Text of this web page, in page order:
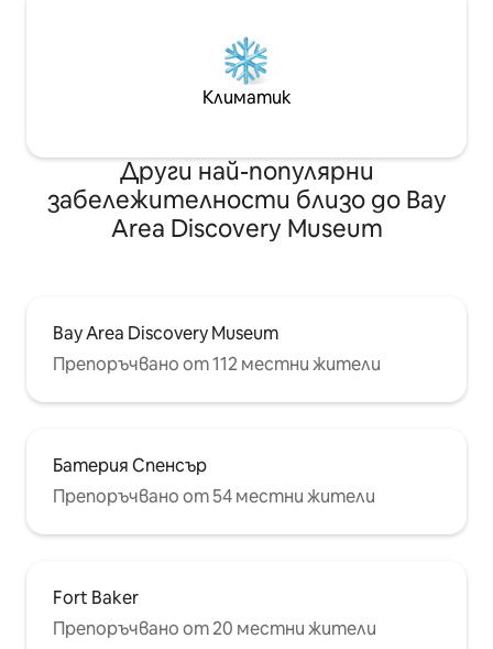
Климатик
Други най-популярни
забележителности близо до Bay
Area Discovery Museum
Bay Area Discovery Museum
Препоръчвано от 112 местни жители
Батерия Спенсър
Препоръчвано от 54 местни жители
Fort Baker
Препоръчвано от 20 местни жители